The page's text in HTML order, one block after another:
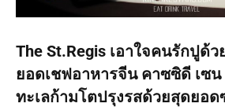
The St.Regis เอาใจคนรักปูด้
ยอดเชฟอาหารจีน คาซซิดี เซ
ทะเลก้ามโตปรุงรสด้วยสุดยอ